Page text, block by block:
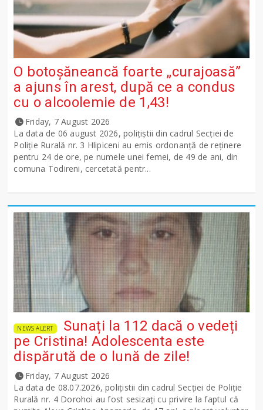
O botoșăneancă foarte „curajoasă”
a ajuns în arest, după ce a condus
cu o alcoolemie de 1,43!
Friday, 7 August 2026
La data de 06 august 2026, polițiștii din cadrul Secției de
Poliție Rurală nr. 3 Hlipiceni au emis ordonanță de reținere
pentru 24 de ore, pe numele unei femei, de 49 de ani, din
comuna Todireni, cercetată pentr...
NEWS ALERT
Sunați la 112 dacă o vedeți
pe Cristina! Adolescenta este
dispărută de o lună de zile!
Friday, 7 August 2026
La data de 08.07.2026, polițistii din cadrul Secției de Poliție
Rurală nr. 4 Dorohoi au fost sesizați cu privire la faptul că